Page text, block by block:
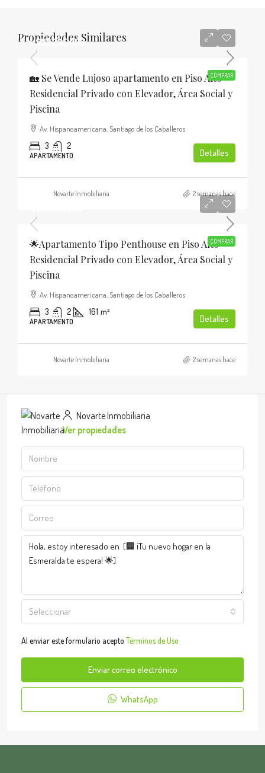
Propiedades Similares
COMPRAR
USD$205,000
🏡 Se Vende Lujoso apartamento en Piso Alto
Residencial Privado con Elevador, Área Social y
Piscina
Av. Hispanoamericana, Santiago de los Caballeros
3 2
APARTAMENTO Detalles
Novarte Inmobiliaria 2 semanas hace
COMPRAR
🌟Apartamento Tipo Penthouse en Piso Alto
Residencial Privado con Elevador, Área Social y
Piscina
Av. Hispanoamericana, Santiago de los Caballeros
3 2 161 m²
APARTAMENTO Detalles
Novarte Inmobiliaria 2 semanas hace
Novarte Inmobiliaria
Ver propiedades
Seleccionar
Al enviar este formulario acepto Términos de Uso
Enviar correo electrónico
WhatsApp